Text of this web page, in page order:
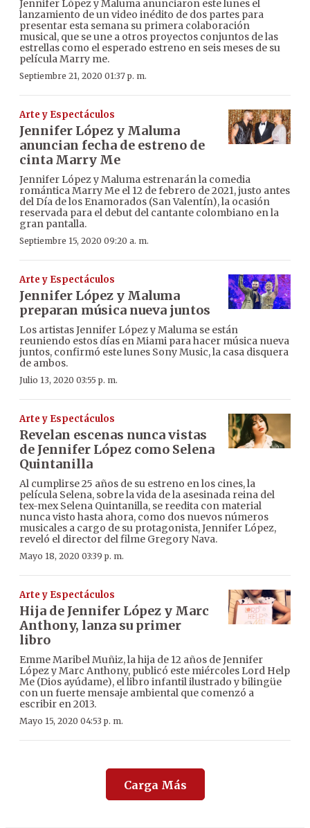
Jennifer López y Maluma anunciaron este lunes el
lanzamiento de un video inédito de dos partes para
presentar esta semana su primera colaboración
musical, que se une a otros proyectos conjuntos de las
estrellas como el esperado estreno en seis meses de su
película Marry me.
Septiembre 21, 2020 01:37 p. m.
Arte y Espectáculos
Jennifer López y Maluma
anuncian fecha de estreno de
cinta Marry Me
Jennifer López y Maluma estrenarán la comedia
romántica Marry Me el 12 de febrero de 2021, justo antes
del Día de los Enamorados (San Valentín), la ocasión
reservada para el debut del cantante colombiano en la
gran pantalla.
Septiembre 15, 2020 09:20 a. m.
Arte y Espectáculos
Jennifer López y Maluma
preparan música nueva juntos
Los artistas Jennifer López y Maluma se están
reuniendo estos días en Miami para hacer música nueva
juntos, confirmó este lunes Sony Music, la casa disquera
de ambos.
Julio 13, 2020 03:55 p. m.
Arte y Espectáculos
Revelan escenas nunca vistas
de Jennifer López como Selena
Quintanilla
Al cumplirse 25 años de su estreno en los cines, la
película Selena, sobre la vida de la asesinada reina del
tex-mex Selena Quintanilla, se reedita con material
nunca visto hasta ahora, como dos nuevos números
musicales a cargo de su protagonista, Jennifer López,
reveló el director del filme Gregory Nava.
Mayo 18, 2020 03:39 p. m.
Arte y Espectáculos
Hija de Jennifer López y Marc
Anthony, lanza su primer
libro
Emme Maribel Muñiz, la hija de 12 años de Jennifer
López y Marc Anthony, publicó este miércoles Lord Help
Me (Dios ayúdame), el libro infantil ilustrado y bilingüe
con un fuerte mensaje ambiental que comenzó a
escribir en 2013.
Mayo 15, 2020 04:53 p. m.
Carga Más